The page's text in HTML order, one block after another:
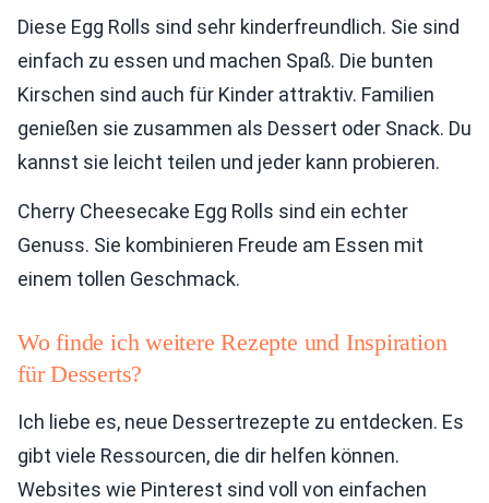
Diese Egg Rolls sind sehr kinderfreundlich. Sie sind
einfach zu essen und machen Spaß. Die bunten
Kirschen sind auch für Kinder attraktiv. Familien
genießen sie zusammen als Dessert oder Snack. Du
kannst sie leicht teilen und jeder kann probieren.
Cherry Cheesecake Egg Rolls sind ein echter
Genuss. Sie kombinieren Freude am Essen mit
einem tollen Geschmack.
Wo finde ich weitere Rezepte und Inspiration
für Desserts?
Ich liebe es, neue Dessertrezepte zu entdecken. Es
gibt viele Ressourcen, die dir helfen können.
Websites wie Pinterest sind voll von einfachen